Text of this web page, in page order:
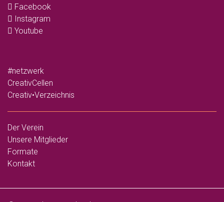
Facebook
Instagram
Youtube
#netzwerk
CreativCellen
Creativ•Verzeichnis
Der Verein
Unsere Mitglieder
Formate
Kontakt